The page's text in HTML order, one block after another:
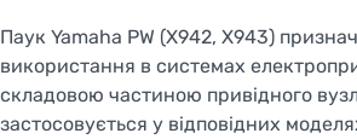
Паук Yamaha PW (X942, X943)
використання в системах
складовою частиною привідного
застосовується у відповідних